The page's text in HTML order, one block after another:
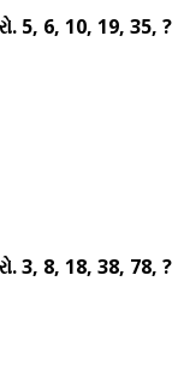
5, 6, 10, 19, 35, ?
3, 8, 18, 38, 78, ?